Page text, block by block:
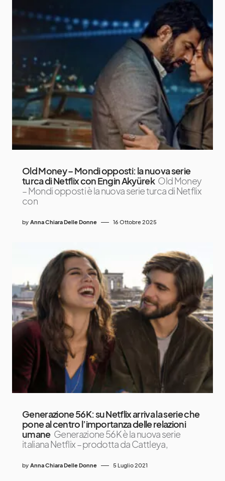
Old Money – Mondi opposti: la nuova serie
turca di Netflix con Engin Akyürek Old Money
– Mondi opposti è la nuova serie turca di Netflix
con
by Anna Chiara Delle Donne 16 Ottobre 2025
Generazione 56K: su Netflix arriva la serie che
pone al centro l’importanza delle relazioni
umane Generazione 56K è la nuova serie
italiana Netflix – prodotta da Cattleya,
by Anna Chiara Delle Donne 5 Luglio 2021